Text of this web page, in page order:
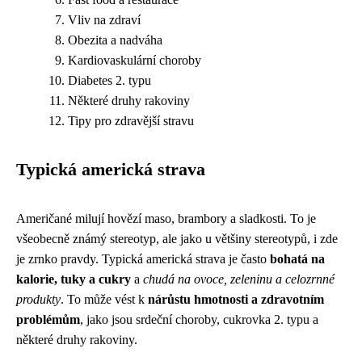
Vliv na zdraví
Obezita a nadváha
Kardiovaskulární choroby
Diabetes 2. typu
Některé druhy rakoviny
Tipy pro zdravější stravu
Typická americká strava
Američané milují hovězí maso, brambory a sladkosti. To je
všeobecně známý stereotyp, ale jako u většiny stereotypů, i zde
je zrnko pravdy. Typická americká strava je často bohatá na
kalorie, tuky a cukry a chudá na ovoce, zeleninu a celozrnné
produkty. To může vést k nárůstu hmotnosti a zdravotním
problémům, jako jsou srdeční choroby, cukrovka 2. typu a
některé druhy rakoviny.